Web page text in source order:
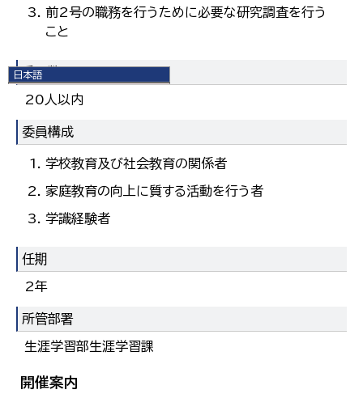
日本語
English
한국어
简体中文
前2号の職務を行うために必要な研究調査を行う
こと
委員数
20人以内
委員構成
学校教育及び社会教育の関係者
家庭教育の向上に質する活動を行う者
学識経験者
任期
2年
所管部署
生涯学習部生涯学習課
開催案内